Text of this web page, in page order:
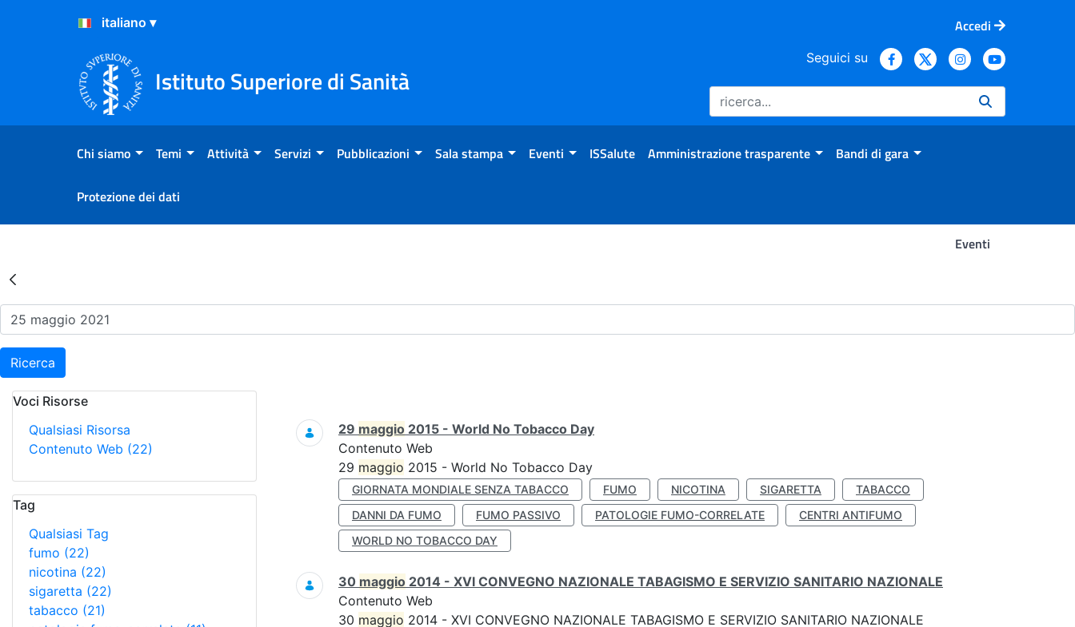
Salta al Contenuto
Salta al Footer
Accedi
Istituto Superiore di Sanità
Seguici su
Chi siamo Temi Attività Servizi Pubblicazioni Sala stampa Eventi ISSalute Amministrazione trasparente Bandi di gara
Protezione dei dati
Eventi
Risultati della Ricerca - Eventi
Ricerca
Voci Risorse
Qualsiasi Risorsa
Contenuto Web (22)
Tag
Qualsiasi Tag
fumo (22)
nicotina (22)
sigaretta (22)
tabacco (21)
Ricerca
29 maggio 2015 - World No Tobacco Day
Contenuto Web
29 maggio 2015 - World No Tobacco Day
GIORNATA MONDIALE SENZA TABACCO FUMO NICOTINA SIGARETTA
TABACCO
DANNI DA FUMO
FUMO PASSIVO PATOLOGIE FUMO-CORRELATE
CENTRI ANTIFUMO
WORLD NO TOBACCO DAY
30 maggio 2014 - XVI CONVEGNO NAZIONALE TABAGISMO E SERVIZIO SANITARIO NAZIONALE
Contenuto Web
30 maggio 2014 - XVI CONVEGNO NAZIONALE TABAGISMO E SERVIZIO SANITARIO NAZIONALE